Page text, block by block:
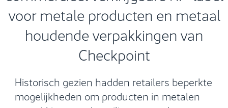
voor metale producten en metaal
houdende verpakkingen van
Checkpoint
Historisch gezien hadden retailers beperkte
mogelijkheden om producten in metalen